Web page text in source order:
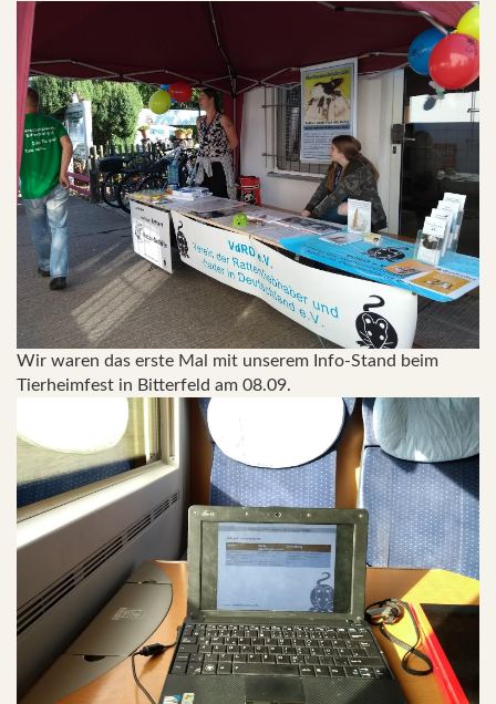
Wir waren das erste Mal mit unserem Info-Stand beim
Tierheimfest in Bitterfeld am 08.09.